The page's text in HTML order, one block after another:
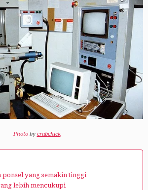
Photoby crabchick
ponsel yang semakin tinggi
lebih mencukupi